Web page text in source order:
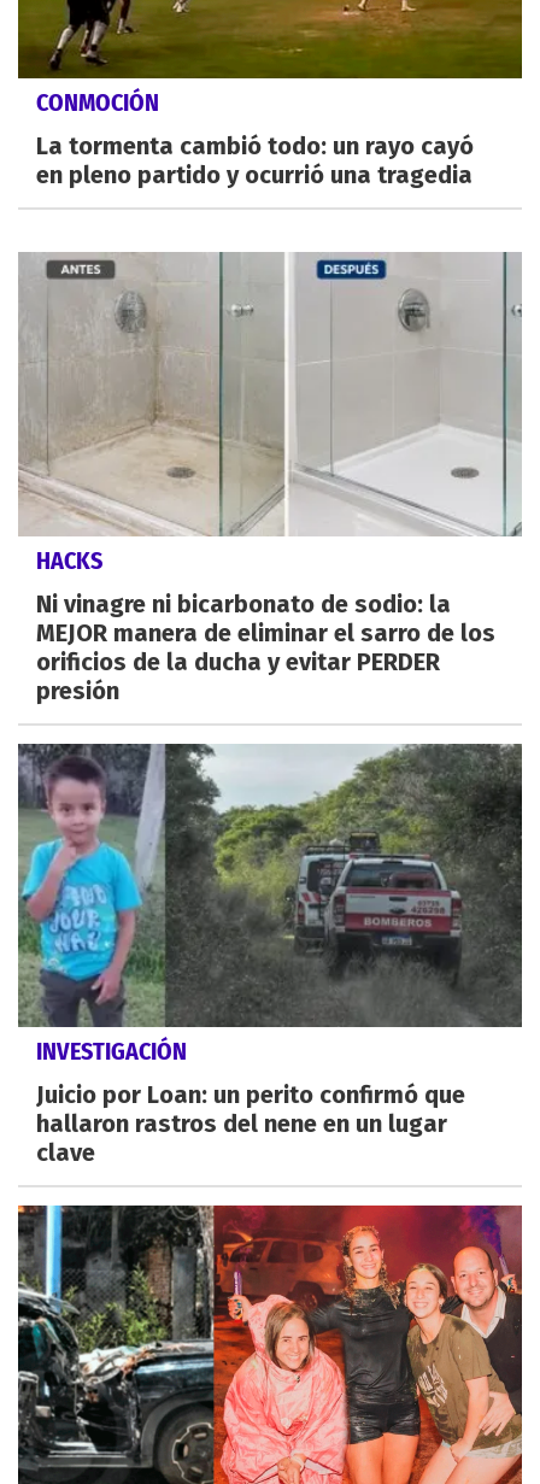
CONMOCIÓN
La tormenta cambió todo: un rayo cayó
en pleno partido y ocurrió una tragedia
HACKS
Ni vinagre ni bicarbonato de sodio: la
MEJOR manera de eliminar el sarro de los
orificios de la ducha y evitar PERDER
presión
INVESTIGACIÓN
Juicio por Loan: un perito confirmó que
hallaron rastros del nene en un lugar
clave